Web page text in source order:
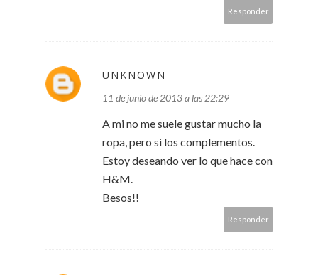
Responder
UNKNOWN
11 de junio de 2013 a las 22:29
A mi no me suele gustar mucho la
ropa, pero si los complementos.
Estoy deseando ver lo que hace con
H&M.
Besos!!
Responder